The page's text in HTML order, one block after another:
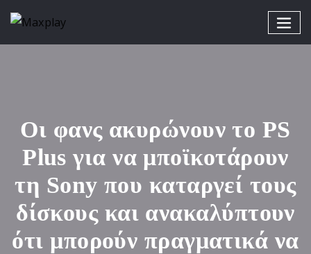
Οι φανς ακυρώνουν το PS
Plus για να μποϊκοτάρουν
τη Sony που καταργεί τους
δίσκους και ανακαλύπτουν
ότι μπορούν πραγματικά να